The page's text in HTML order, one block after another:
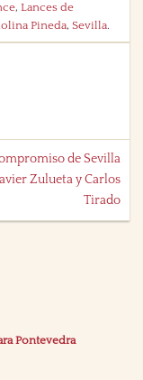
,Lances de
Pineda,Sevilla.
de Sevilla
Zulueta y Carlos
Tirado
Pontevedra